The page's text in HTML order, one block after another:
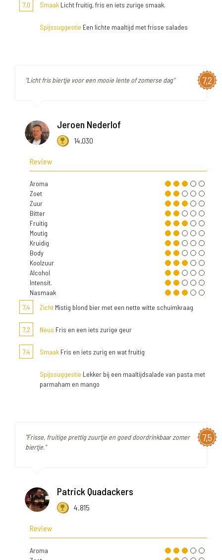
7,0 Smaak Licht fruitig, fris en iets zurige smaak.
Spijssuggestie Een lichte maaltijd met frisse salades
7,2
"Licht fris biertje voor een mooie lente of zomerse dag"
Jeroen Nederlof
14.030
Review
Aroma
Zoet
Zuur
Bitter
Fruitig
Moutig
Kruidig
Body
Koolzuur
Alcohol
Intensit.
Nasmaak
7,4
Zicht Mistig blond bier met een nette witte schuimkraag
7,2 Neus Fris en een iets zurige geur
7,4 Smaak Fris en iets zurig en wat fruitig
Spijssuggestie Lekker bij een maaltijdsalade van pasta met
parmaham en mango
7,5
"Frisse, fruitige prettig zuurtje en goed doordrinkbaar zomer
biertje."
Patrick Quadackers
4.815
Review
Aroma